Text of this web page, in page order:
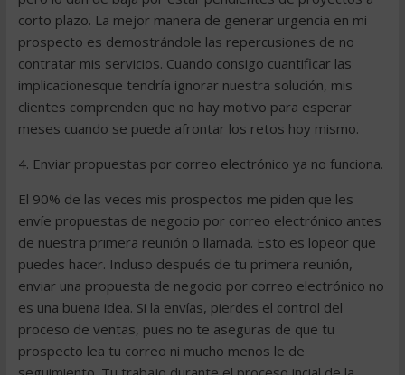
corto plazo. La mejor manera de generar urgencia en mi
prospecto es demostrándole las repercusiones de no
contratar mis servicios. Cuando consigo cuantificar las
implicacionesque tendría ignorar nuestra solución, mis
clientes comprenden que no hay motivo para esperar
meses cuando se puede afrontar los retos hoy mismo.
4. Enviar propuestas por correo electrónico ya no funciona.
El 90% de las veces mis prospectos me piden que les
envíe propuestas de negocio por correo electrónico antes
de nuestra primera reunión o llamada. Esto es lopeor que
puedes hacer. Incluso después de tu primera reunión,
enviar una propuesta de negocio por correo electrónico no
es una buena idea. Si la envías, pierdes el control del
proceso de ventas, pues no te aseguras de que tu
prospecto lea tu correo ni mucho menos le de